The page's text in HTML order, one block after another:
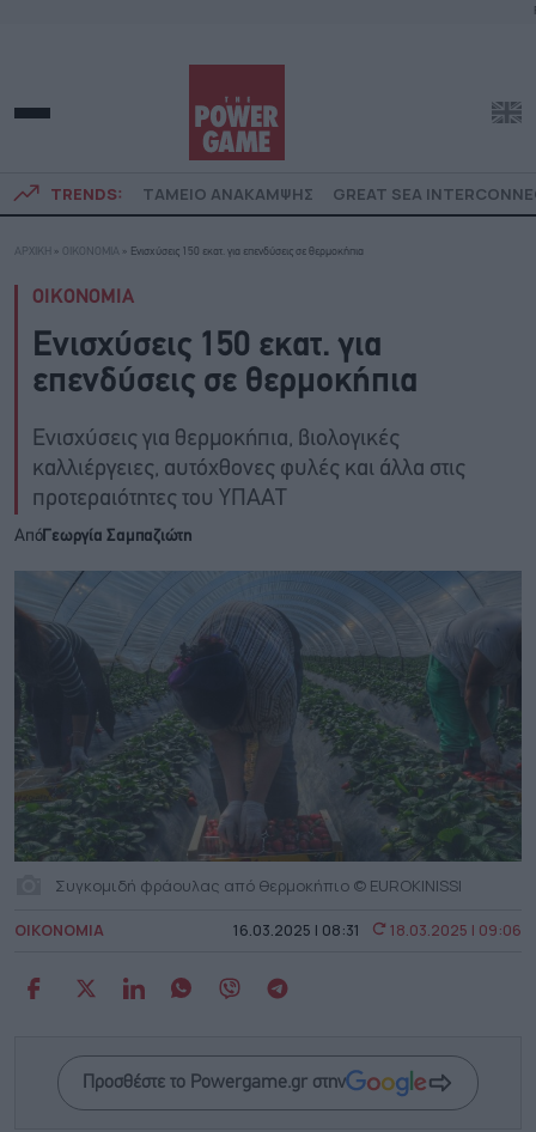
TRENDS: ΤΑΜΕΙΟ ΑΝΑΚΑΜΨΗΣ GREAT SEA
ΑΡΧΙΚΗ » ΟΙΚΟΝΟΜΙΑ » Ενισχύσεις 150 εκατ. για επενδύσεις σε θερμοκήπια
ΟΙΚΟΝΟΜΙΑ
Ενισχύσεις 150 εκατ. για
επενδύσεις σε θερμοκήπια
Ενισχύσεις για θερμοκήπια, βιολογικές
καλλιέργειες, αυτόχθονες φυλές και άλλα στις
προτεραιότητες του ΥΠΑΑΤ
ΑπόΓεωργία Σαμπαζιώτη
Συγκομιδή φράουλας από θερμοκήπιο © EUROKINISSI
ΟΙΚΟΝΟΜΙΑ 16.03.2025 | 08:31 18.03.2025 | 09:06
Προσθέστε το Powergame.gr στην